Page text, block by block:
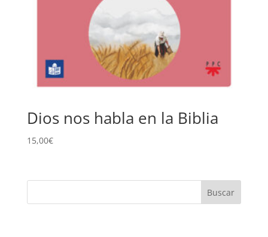
Dios nos habla en la Biblia
15,00€